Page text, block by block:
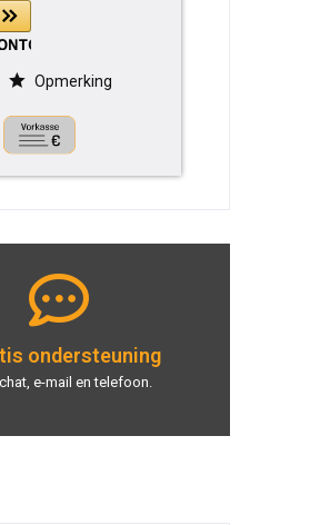
Opmerking
ondersteuning
e-mail en telefoon.